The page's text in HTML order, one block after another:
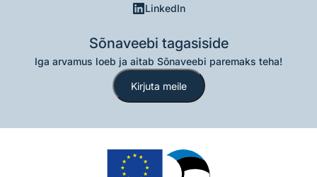
LinkedIn
Sõnaveebi tagasiside
Iga arvamus loeb ja aitab Sõnaveebi paremaks teha!
Kirjuta meile